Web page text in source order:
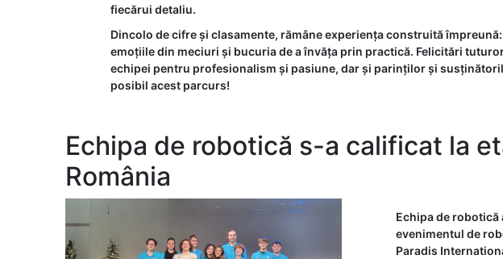
fiecărui detaliu.
Dincolo de cifre și clasamente, rămâne experiența construită
emoțiile din meciuri și bucuria de a învăța prin practică. Felicitări
echipei pentru profesionalism și pasiune, dar și parinților și
posibil acest parcurs!
Echipa de robotică s-a calificat la
România
Echipa de robotică
evenimentul de
Paradis